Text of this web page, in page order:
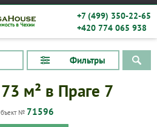
+7 (499) 350-22-65
+420 774 065 938
Фильтры
м² в Праге 7
№ 71596